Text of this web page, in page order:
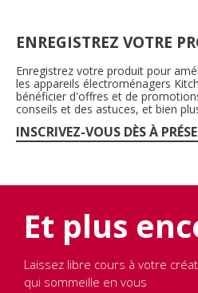
ENREGISTREZ VOTRE
Enregistrez votre produit pour
les appareils électroménagers
bénéficier d'offres et de
conseils et des astuces, et bien
INSCRIVEZ-VOUS DÈS À
Et plus
Laissez libre cours à votre
qui sommeille en vous